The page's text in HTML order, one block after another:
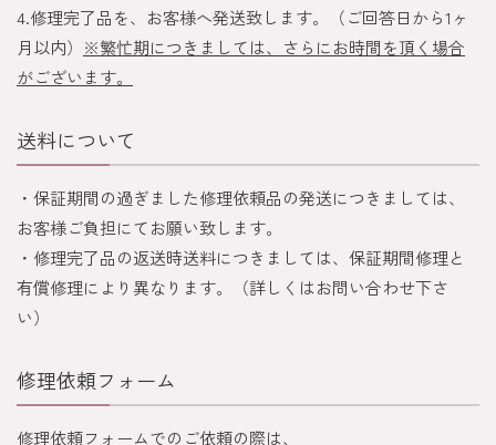
4.修理完了品を、お客様へ発送致します。（ご回答日から1ヶ
月以内） ※繁忙期につきましては、さらにお時間を頂く場合
がございます。
送料について
・保証期間の過ぎました修理依頼品の発送につきましては、
お客様ご負担にてお願い致します。
・修理完了品の返送時送料につきましては、保証期間修理と
有償修理により異なります。（詳しくはお問い合わせ下さ
い）
修理依頼フォーム
修理依頼フォームでのご依頼の際は、